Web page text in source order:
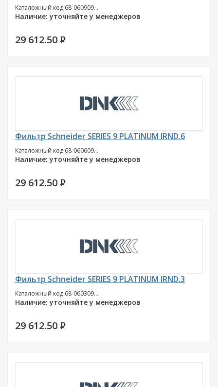
Каталожный код 68-060909...
Наличие: уточняйте у менеджеров
29 612.50 P
Фильтр Schneider SERIES 9 PLATINUM IRND.6
Каталожный код 68-060609...
Наличие: уточняйте у менеджеров
29 612.50 P
Фильтр Schneider SERIES 9 PLATINUM IRND.3
Каталожный код 68-060309...
Наличие: уточняйте у менеджеров
29 612.50 P